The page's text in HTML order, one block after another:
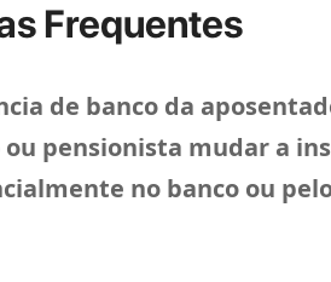
Frequentes
de banco da
pensionista mudar a
no banco ou